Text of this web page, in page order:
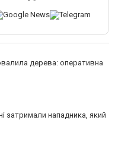
дерева: оперативна
затримали нападника, який